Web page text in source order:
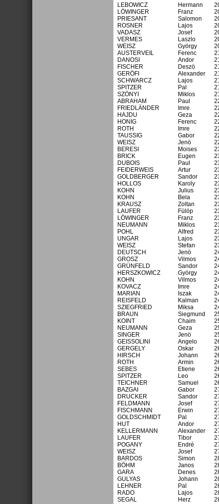
LEBOWICZ
Hermann
LÖWINGER
Franz
PRIESANT
Salomon
ROSNER
Lajos
VADASZ
Josef
VERMES
Laszlo
WEISZ
György
AUSTERVEIL
Ferenc
DANOSI
Andor
FISCHER
Deszö
GERÖFI
Alexander
SCHWARCZ
Lajos
SPITZER
Pal
SZÖNYI
Miklos
ABRAHAM
Paul
FRIEDLÄNDER
Imre
HAJDU
Geza
HONIG
Ferenc
ROTH
Imre
TAUSSIG
Gabor
WEISZ
Jenö
BERESI
Moises
BRICK
Eugen
DUBOIS
Paul
FEIDERWEIS
Artur
GOLDBERGER
Sandor
HOLLOS
Karoly
KOHN
Julius
KOHN
Bela
KRAUSZ
Zoltan
LAUFER
Fülöp
LÖWINGER
Franz
NEUMANN
Miklos
POHL
Alfred
UNGAR
Lajos
WEISZ
Stefan
DEUTSCH
Jenö
GROSZ
Vilmos
GRÜNFELD
Sandor
HERSZKOWICZ
György
KOHN
Vilmos
KOVACZ
Imre
MARIAN
Iszak
REISFELD
Kalman
SZIEGFRIED
Miksa
BRAUN
Siegmund
KOINT
Chaim
NEUMANN
Geza
SINGER
Jenö
GEISSOLINI
Angelo
GERGELY
Oskar
HIRSCH
Johann
ROTH
Armin
SEBES
Etiene
SPITZER
Leo
TEICHNER
Samuel
BAZGAI
Gabor
DRUCKER
Sandor
FELDMANN
Josef
FISCHMANN
Erwin
GOLDSCHMIDT
Pal
HUT
Andor
KELLERMANN
Alexander
LAUFER
Tibor
POGANY
Endré
WEISZ
Josef
BARDOS
Simon
BÖHM
Janos
GARA
Denes
GULYAS
Johann
LEHNER
Pal
RADO
Lajos
SEGAL
Herz